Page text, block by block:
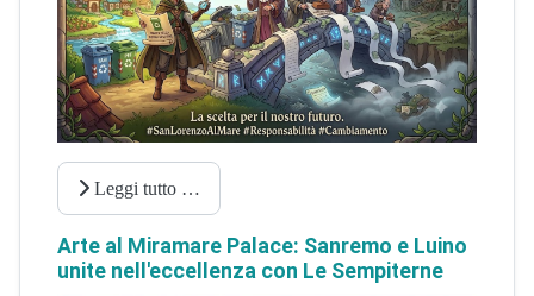
Leggi tutto …
Arte al Miramare Palace: Sanremo e Luino
unite nell'eccellenza con Le Sempiterne